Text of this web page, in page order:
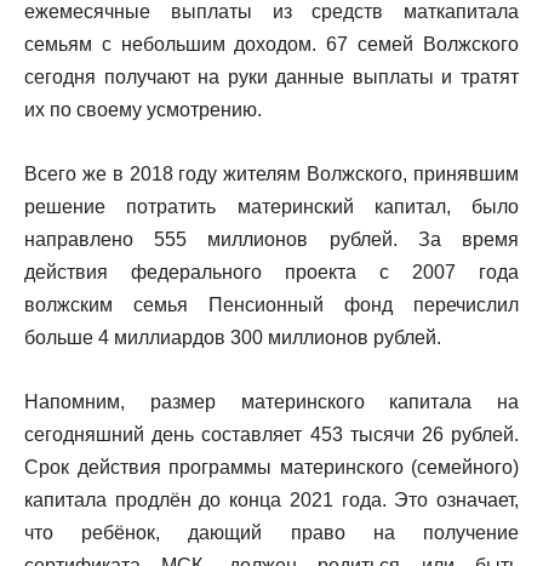
ежемесячные выплаты из средств маткапитала
семьям с небольшим доходом. 67 семей Волжского
сегодня получают на руки данные выплаты и тратят
их по своему усмотрению.
Всего же в 2018 году жителям Волжского, принявшим
решение потратить материнский капитал, было
направлено 555 миллионов рублей. За время
действия федерального проекта с 2007 года
волжским семья Пенсионный фонд перечислил
больше 4 миллиардов 300 миллионов рублей.
Напомним, размер материнского капитала на
сегодняшний день составляет 453 тысячи 26 рублей.
Срок действия программы материнского (семейного)
капитала продлён до конца 2021 года. Это означает,
что ребёнок, дающий право на получение